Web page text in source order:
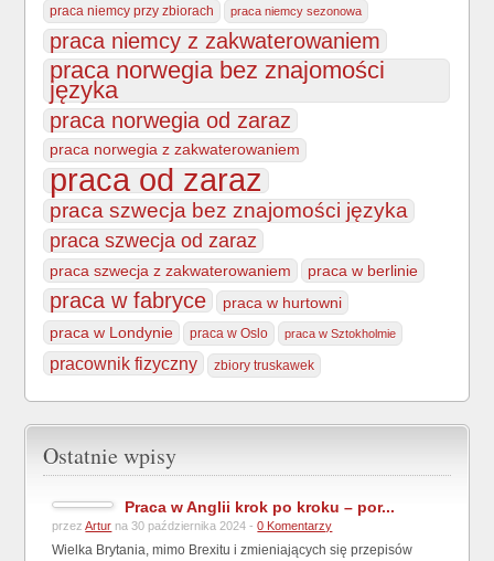
praca niemcy przy zbiorach praca niemcy sezonowa
praca niemcy z zakwaterowaniem
praca norwegia bez znajomości
języka
praca norwegia od zaraz
praca norwegia z zakwaterowaniem
praca od zaraz
praca szwecja bez znajomości języka
praca szwecja od zaraz
praca szwecja z zakwaterowaniem praca w berlinie
praca w fabryce
praca w hurtowni
praca w Londynie
praca w Oslo praca w Sztokholmie
pracownik fizyczny zbiory truskawek
Ostatnie wpisy
Praca w Anglii krok po kroku – por...
przezArtur na 30 października 2024 -0 Komentarzy
Wielka Brytania, mimo Brexitu i zmieniających się przepisów